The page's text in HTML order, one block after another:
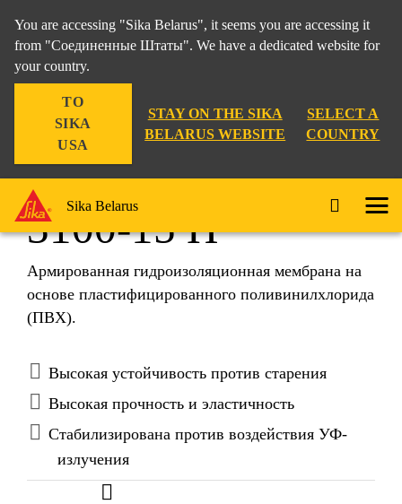
You are accessing "Sika Belarus", it seems you are accessing it
from "Соединенные Штаты". We have a dedicated website for
your country.
TO
SIKA
USA
STAY ON THE SIKA
BELARUS WEBSITE
SELECT A
COUNTRY
Sika Belarus
Sikaplan® WP
3100-15 H
Армированная гидроизоляционная мембрана на
основе пластифицированного поливинилхлорида
(ПВХ).
Высокая устойчивость против старения
Высокая прочность и эластичность
Стабилизирована против воздействия УФ-
излучения